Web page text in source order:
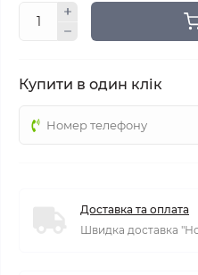
Купити в один клік
Доставка та оплата
Швидка доставка